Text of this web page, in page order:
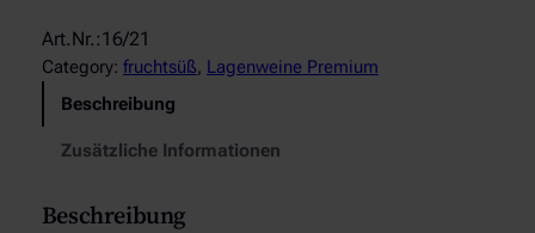
1
P
o
Category: fruchtsüß, Lagenweine Premium
Beschreibung
Zusätzliche Informationen
Beschreibung